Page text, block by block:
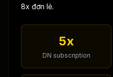
8x đơn lẻ.
5x
DN subscription